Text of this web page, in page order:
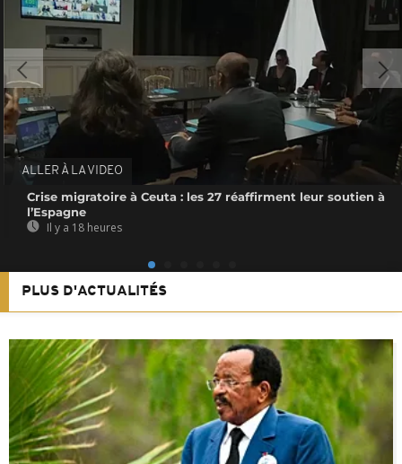
ALLER À LA VIDEO
Crise migratoire à Ceuta : les 27 réaffirment leur soutien à
l’Espagne
Il y a 18 heures
PLUS D'ACTUALITÉS